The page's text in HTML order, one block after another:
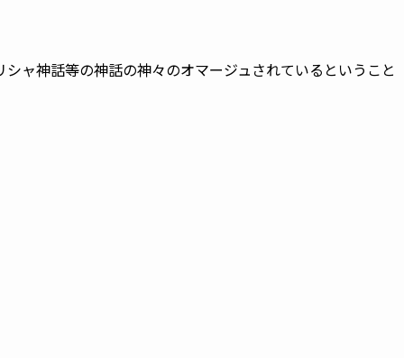
ャ神話等の神話の神々のオマージュされているということ